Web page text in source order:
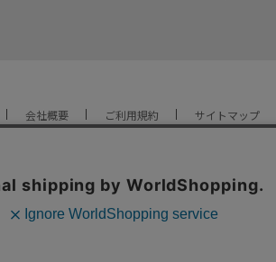
会社概要 ご利用規約 サイトマップ
YOU ARE CULTURE.